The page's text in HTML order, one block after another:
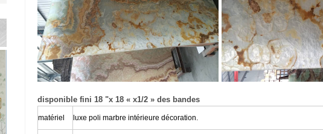
disponible fini 18 "x 18 « x1/2 » des bandes
matériel luxe poli marbre intérieure décoration.